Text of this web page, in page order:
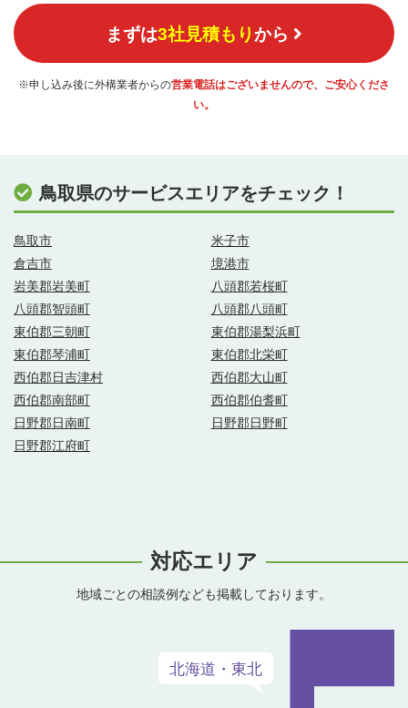
まずは3社見積もりから
※申し込み後に外構業者からの営業電話はございませんので、ご安心くださ
い。
鳥取県のサービスエリアをチェック！
鳥取市
米子市
倉吉市
境港市
岩美郡岩美町
八頭郡若桜町
八頭郡智頭町
八頭郡八頭町
東伯郡三朝町
東伯郡湯梨浜町
東伯郡琴浦町
東伯郡北栄町
西伯郡日吉津村
西伯郡大山町
西伯郡南部町
西伯郡伯耆町
日野郡日南町
日野郡日野町
日野郡江府町
対応エリア
地域ごとの相談例なども掲載しております。